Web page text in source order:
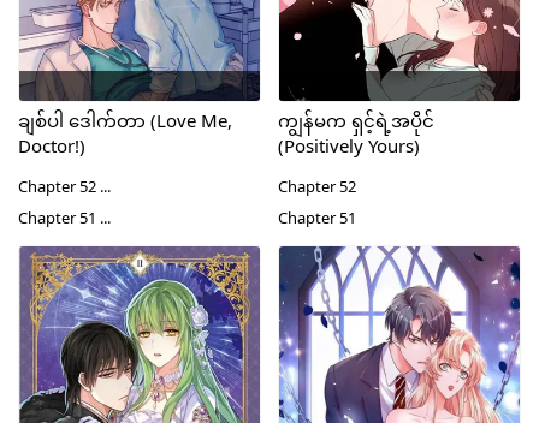
ချစ်ပါ ဒေါက်တာ (Love Me,
Doctor!)
Chapter 52 ...
Chapter 51 ...
ကျွန်မက ရှင့်ရဲ့အပိုင်
(Positively Yours)
Chapter 52
Chapter 51